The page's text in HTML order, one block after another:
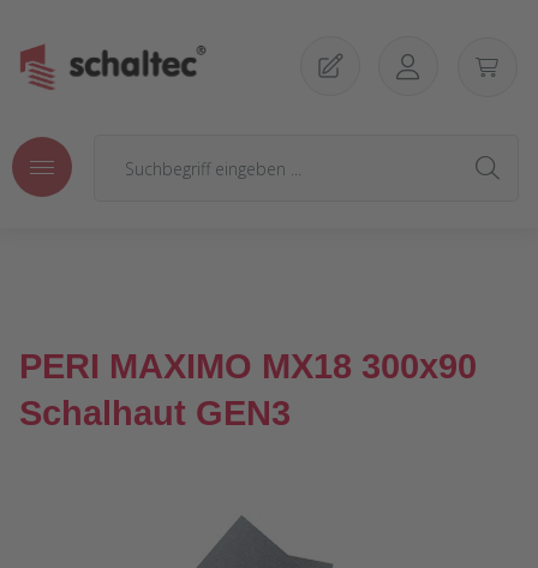
PERI MAXIMO MX18 300x90
Schalhaut GEN3
Bildergalerie überspringen